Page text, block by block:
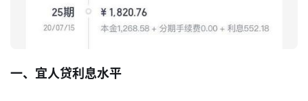
一、宜人贷利息水平